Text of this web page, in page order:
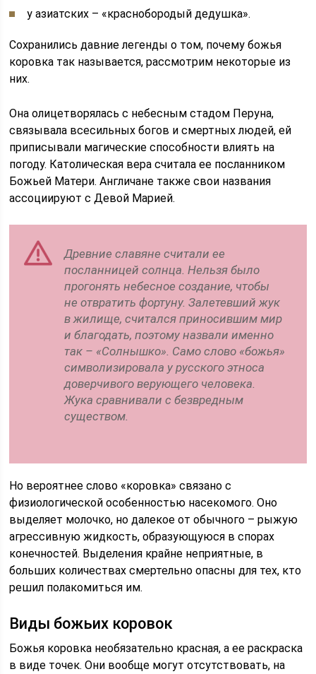
у азиатских – «краснобородый дедушка».
Сохранились давние легенды о том, почему божья
коровка так называется, рассмотрим некоторые из
них.
Она олицетворялась с небесным стадом Перуна,
связывала всесильных богов и смертных людей, ей
приписывали магические способности влиять на
погоду. Католическая вера считала ее посланником
Божьей Матери. Англичане также свои названия
ассоциируют с Девой Марией.
Древние славяне считали ее
посланницей солнца. Нельзя было
прогонять небесное создание, чтобы
не отвратить фортуну. Залетевший жук
в жилище, считался приносившим мир
и благодать, поэтому назвали именно
так – «Солнышко». Само слово «божья»
символизировала у русского этноса
доверчивого верующего человека.
Жука сравнивали с безвредным
существом.
Но вероятнее слово «коровка» связано с
физиологической особенностью насекомого. Оно
выделяет молочко, но далекое от обычного – рыжую
агрессивную жидкость, образующуюся в спорах
конечностей. Выделения крайне неприятные, в
больших количествах смертельно опасны для тех, кто
решил полакомиться им.
Виды божьих коровок
Божья коровка необязательно красная, а ее раскраска
в виде точек. Они вообще могут отсутствовать, на